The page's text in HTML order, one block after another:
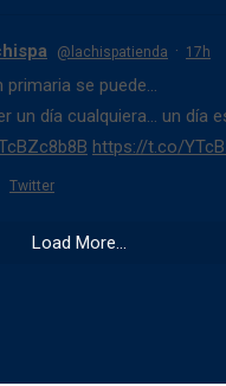
@lachispatienda · 17h
primaria se puede...
un día cualquiera... un día
https://t.co/
Twitter
Load More...